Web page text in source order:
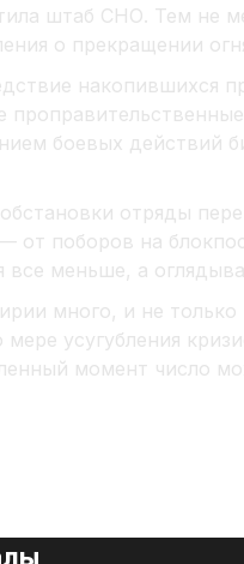
штаб СНО. Тем не
о прекращении
накопившихся
боевых действий
отряды
от поборов на
все меньше, а
много, и не
усугубления
момент число